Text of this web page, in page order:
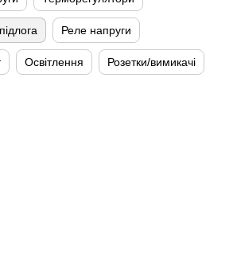
Реле напруги
Освітлення Розетки/вимикачі